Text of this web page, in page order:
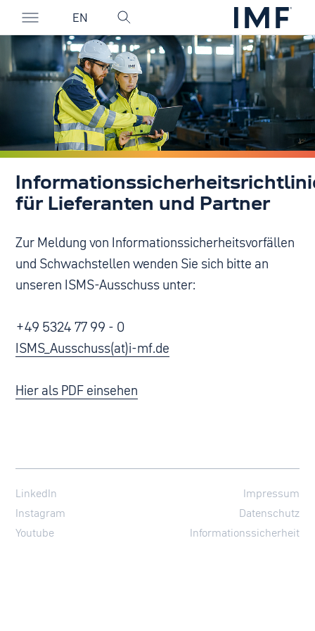
EN
für Lieferanten und Partner
Zur Meldung von Informationssicherheitsvorfällen
und Schwachstellen wenden Sie sich bitte an
unseren ISMS-Ausschuss unter:
+49 5324 77 99 - 0
ISMS_Ausschuss(at)i-mf.de
Hier als PDF einsehen
LinkedIn
Instagram
Youtube
Impressum
Datenschutz
Informationssicherheit